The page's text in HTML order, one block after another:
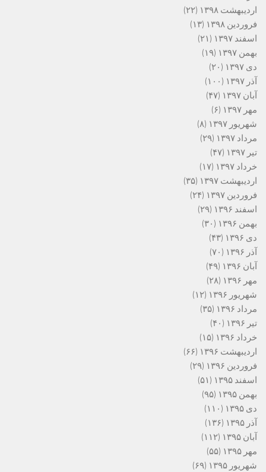
اردیبهشت ۱۳۹۸
(۲۲)
فروردین ۱۳۹۸
(۱۳)
اسفند ۱۳۹۷
(۲۱)
بهمن ۱۳۹۷
(۱۹)
دی ۱۳۹۷
(۲۰)
آذر ۱۳۹۷
(۱۰۰)
آبان ۱۳۹۷
(۴۷)
مهر ۱۳۹۷
(۶)
شهریور ۱۳۹۷
(۸)
مرداد ۱۳۹۷
(۲۹)
تیر ۱۳۹۷
(۴۷)
خرداد ۱۳۹۷
(۱۷)
اردیبهشت ۱۳۹۷
(۳۵)
فروردین ۱۳۹۷
(۲۴)
اسفند ۱۳۹۶
(۲۹)
بهمن ۱۳۹۶
(۳۰)
دی ۱۳۹۶
(۴۳)
آذر ۱۳۹۶
(۷۰)
آبان ۱۳۹۶
(۴۹)
مهر ۱۳۹۶
(۲۸)
شهریور ۱۳۹۶
(۱۲)
مرداد ۱۳۹۶
(۳۵)
تیر ۱۳۹۶
(۴۰)
خرداد ۱۳۹۶
(۱۵)
اردیبهشت ۱۳۹۶
(۶۶)
فروردین ۱۳۹۶
(۲۹)
اسفند ۱۳۹۵
(۵۱)
بهمن ۱۳۹۵
(۹۵)
دی ۱۳۹۵
(۱۱۰)
آذر ۱۳۹۵
(۱۳۶)
آبان ۱۳۹۵
(۱۱۲)
مهر ۱۳۹۵
(۵۵)
شهریور ۱۳۹۵
(۶۹)